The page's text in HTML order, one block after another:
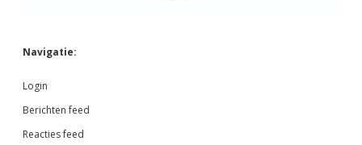
Navigatie:
Login
Berichten feed
Reacties feed